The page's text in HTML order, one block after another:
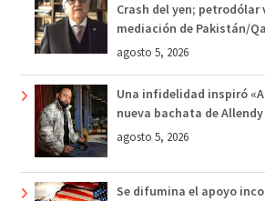
Crash del yen;
mediación de Pakistán/
agosto 5, 2026
Una infidelidad inspiró
nueva bachata de Allendy
agosto 5, 2026
Se difumina el apoyo